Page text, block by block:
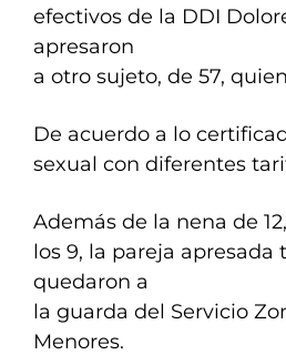
efectivos de la DDI
apresaron
a otro sujeto, de 57,
De acuerdo a lo
sexual con diferentes
Además de la nena de
los 9, la pareja
quedaron a
la guarda del Servicio
Menores.